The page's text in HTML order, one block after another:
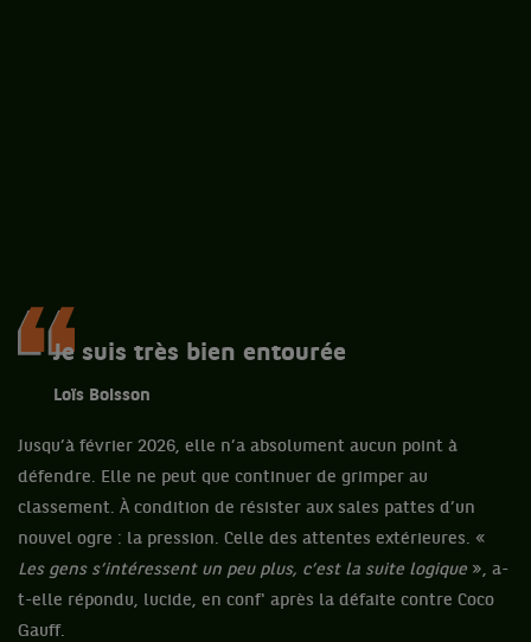
Je suis très bien entourée
Loïs Boisson
Jusqu’à février 2026, elle n’a absolument aucun point à
défendre. Elle ne peut que continuer de grimper au
classement. À condition de résister aux sales pattes d’un
nouvel ogre : la pression. Celle des attentes extérieures. «
Les gens s’intéressent un peu plus, c’est la suite logique », a-
t-elle répondu, lucide, en conf' après la défaite contre Coco
Gauff.